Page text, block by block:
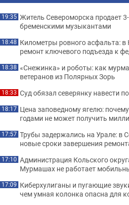
19:35 Житель Североморска продает
бременскими музыкантами
18:48 Километры ровного асфальта:
ремонт ключевого подъезда к
18:38 «Снежинка» и роботы: как
ветеранов из Полярных Зорь
18:33 Суд обязал северянку навести
18:17 Цена заповедному ягелю:
годами не может получить
17:57 Трубы задержались на Урале: в
новые сроки завершения
17:10 Администрация Кольского
Мурмашах не работает
17:09 Киберхулиганы и пугающие
чем умная колонка опасна для